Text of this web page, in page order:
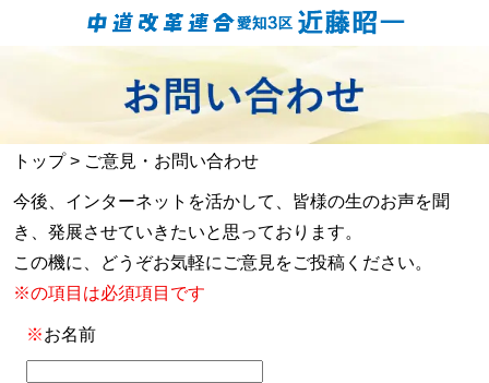
トップ> ご意見・お問い合わせ
今後、インターネットを活かして、皆様の生のお声を聞
き、発展させていきたいと思っております。
この機に、どうぞお気軽にご意見をご投稿ください。
※の項目は必須項目です
※お名前